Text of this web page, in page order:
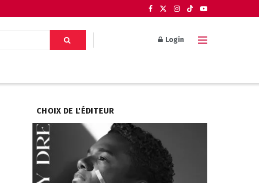
Login
CHOIX DE L'ÉDITEUR